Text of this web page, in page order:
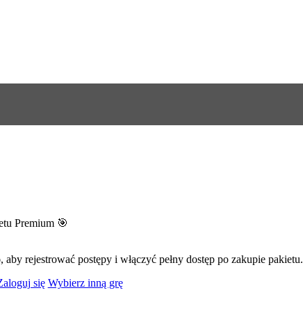
Premium 🎯
, aby rejestrować postępy i włączyć pełny dostęp po zakupie pakietu.
się Wybierz inną grę